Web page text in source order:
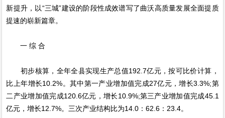
新提升，以“三城”建设的阶段性成效谱写了曲沃高质量发展全面提质
提速的崭新篇章。
一 综 合
初步核算，全年全县实现生产总值192.7亿元，按可比价计算，
比上年增长10.2%。其中第一产业增加值完成27亿元，增长3.3%;第
二产业增加值完成120.6亿元，增长10.9%;第三产业增加值完成45.1
亿元，增长12.7%。三次产业结构比为14.0：62.6：23.4。